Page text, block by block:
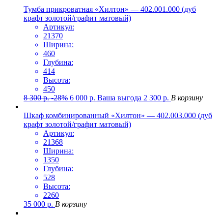
Тумба прикроватная «Хилтон» — 402.001.000 (дуб
крафт золотой/графит матовый)
Артикул:
21370
Ширина:
460
Глубина:
414
Высота:
450
8 300р. -28% 6 000 р. Ваша выгода 2 300 р. В корзину
Шкаф комбинированный «Хилтон» — 402.003.000 (дуб
крафт золотой/графит матовый)
Артикул:
21368
Ширина:
1350
Глубина:
528
Высота:
2260
35 000 р. В корзину